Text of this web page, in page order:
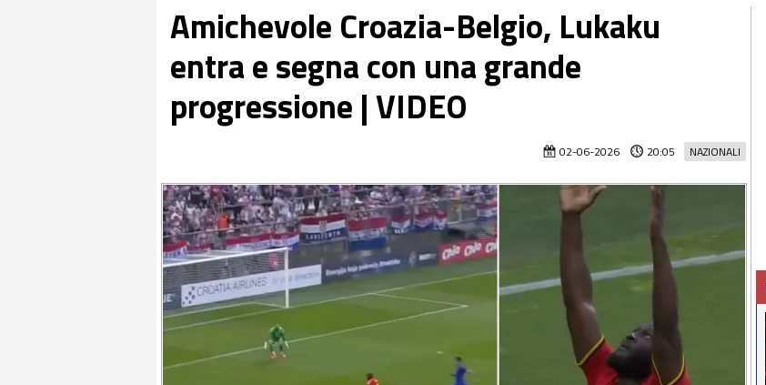
Amichevole Croazia-Belgio, Lukaku
entra e segna con una grande
progressione | VIDEO
NAZIONALI
02-06-2026 20:05